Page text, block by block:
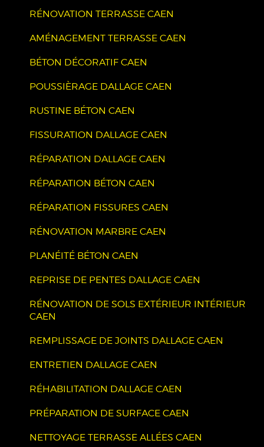
RÉNOVATION TERRASSE CAEN
AMÉNAGEMENT TERRASSE CAEN
BÉTON DÉCORATIF CAEN
POUSSIÈRAGE DALLAGE CAEN
RUSTINE BÉTON CAEN
FISSURATION DALLAGE CAEN
RÉPARATION DALLAGE CAEN
RÉPARATION BÉTON CAEN
RÉPARATION FISSURES CAEN
RÉNOVATION MARBRE CAEN
PLANÉITÉ BÉTON CAEN
REPRISE DE PENTES DALLAGE CAEN
RÉNOVATION DE SOLS EXTÉRIEUR INTÉRIEUR
CAEN
REMPLISSAGE DE JOINTS DALLAGE CAEN
ENTRETIEN DALLAGE CAEN
RÉHABILITATION DALLAGE CAEN
PRÉPARATION DE SURFACE CAEN
NETTOYAGE TERRASSE ALLÉES CAEN